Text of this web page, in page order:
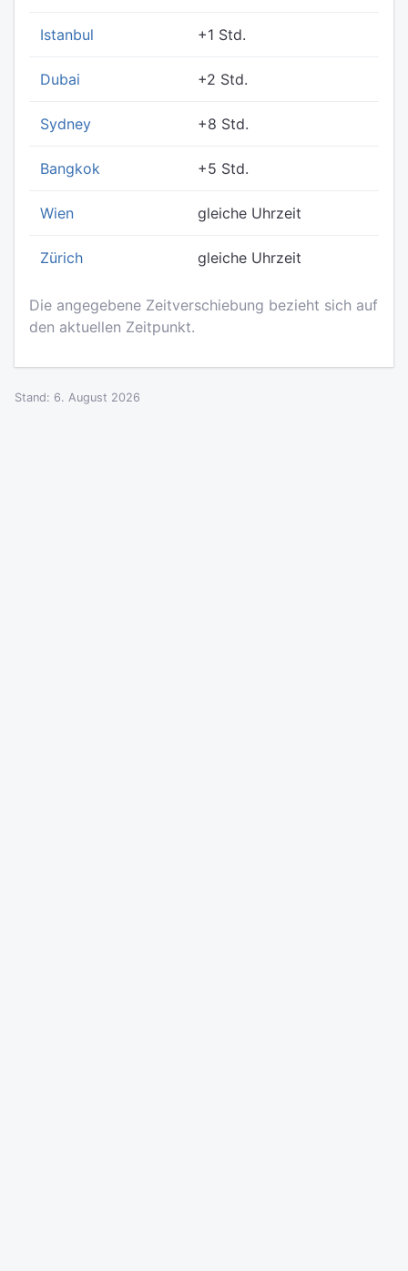
Istanbul +1 Std.
Dubai +2 Std.
Sydney +8 Std.
Bangkok +5 Std.
Wien gleiche Uhrzeit
Zürich gleiche Uhrzeit
Die angegebene Zeitverschiebung bezieht sich auf
den aktuellen Zeitpunkt.
Stand: 6. August 2026